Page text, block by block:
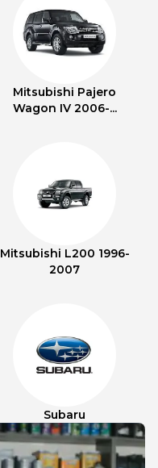
Mitsubishi Pajero
Wagon IV 2006-...
Mitsubishi L200 1996-
2007
Subaru